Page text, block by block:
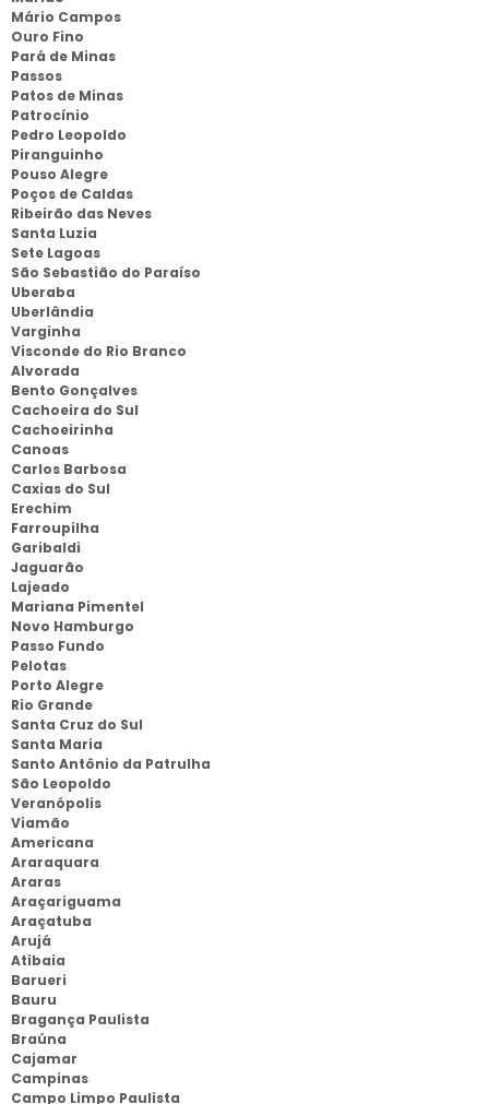
Mário Campos
Ouro Fino
Pará de Minas
Passos
Patos de Minas
Patrocínio
Pedro Leopoldo
Piranguinho
Pouso Alegre
Poços de Caldas
Ribeirão das Neves
Santa Luzia
Sete Lagoas
São Sebastião do Paraíso
Uberaba
Uberlândia
Varginha
Visconde do Rio Branco
Alvorada
Bento Gonçalves
Cachoeira do Sul
Cachoeirinha
Canoas
Carlos Barbosa
Caxias do Sul
Erechim
Farroupilha
Garibaldi
Jaguarão
Lajeado
Mariana Pimentel
Novo Hamburgo
Passo Fundo
Pelotas
Porto Alegre
Rio Grande
Santa Cruz do Sul
Santa Maria
Santo Antônio da Patrulha
São Leopoldo
Veranópolis
Viamão
Americana
Araraquara
Araras
Araçariguama
Araçatuba
Arujá
Atibaia
Barueri
Bauru
Bragança Paulista
Braúna
Cajamar
Campinas
Campo Limpo Paulista